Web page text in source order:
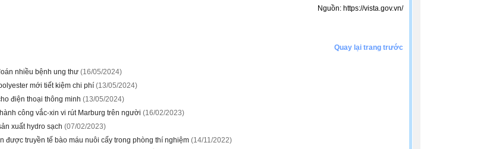
Nguồn: https://vista.gov.vn/
Quay lại trang trước
nhiều bệnh ung thư (16/05/2024)
mới tiết kiệm chi phí (13/05/2024)
điện thoại thông minh (13/05/2024)
công vắc-xin vi rút Marburg trên người (16/02/2023)
xuất hydro sạch (07/02/2023)
được truyền tế bào máu nuôi cấy trong phòng thí nghiệm (14/11/2022)